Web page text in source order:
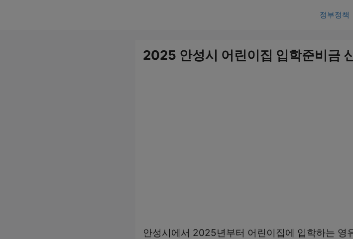
정부정책
2025 안성시 어린이집 입학준비금
안성시에서 2025년부터 어린이집에 입학하는 영